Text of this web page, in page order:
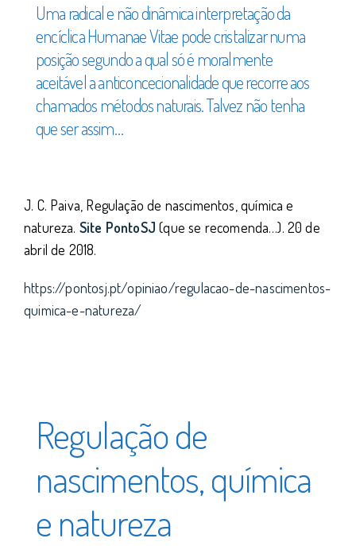
Uma radical e não dinâmica interpretação da
encíclica Humanae Vitae pode cristalizar numa
posição segundo a qual só é moralmente
aceitável a anticoncecionalidade que recorre aos
chamados métodos naturais. Talvez não tenha
que ser assim…
J. C. Paiva , Regulação de nascimentos, química e
natureza. Site PontoSJ (que se recomenda…). 20 de
abril de 2018.
https://pontosj.pt/opiniao/regulacao-de-nascimentos-
quimica-e-natureza/
Regulação de
nascimentos, química
e natureza